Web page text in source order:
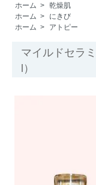
ホーム > 乾燥肌
ホーム >
にきび
ホーム > アトピー
マイルドセラ
l）